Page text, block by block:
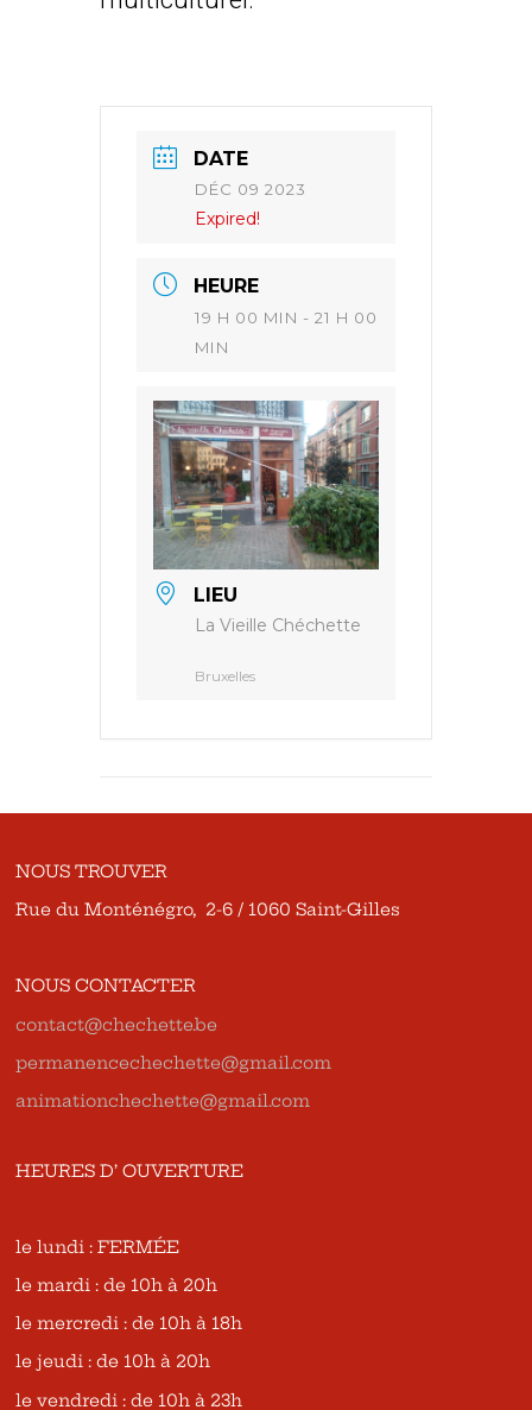
DATE
DÉC 09 2023
Expired!
HEURE
19 H 00 MIN - 21 H 00
MIN
LIEU
La Vieille Chéchette
Bruxelles
NOUS TROUVER
Rue du Monténégro, 2-6 / 1060 Saint-Gilles
NOUS CONTACTER
contact@chechette.be
permanencechechette@gmail.com
animationchechette@gmail.com
HEURES D’ OUVERTURE
le lundi : FERMÉE
le mardi : de 10h à 20h
le mercredi : de 10h à 18h
le jeudi : de 10h à 20h
le vendredi : de 10h à 23h